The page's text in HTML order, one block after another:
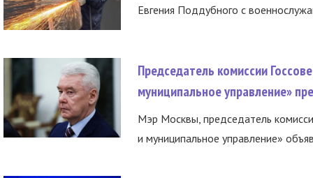
Евгения Поддубного с
Председатель комиссии
муниципальное управление»
Мэр Москвы, председатель
и муниципальное управление»